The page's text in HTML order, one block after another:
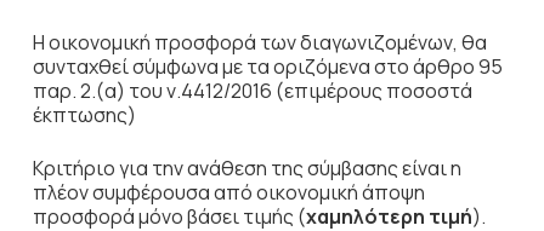
Η οικονομική προσφορά των διαγωνιζομένων, θα
συνταχθεί σύμφωνα με τα οριζόμενα στο άρθρο 95
παρ. 2.(α) του ν.4412/2016 (επιμέρους ποσοστά
έκπτωσης)
Κριτήριο για την ανάθεση της σύμβασης είναι η
πλέον συμφέρουσα από οικονομική άποψη
προσφορά μόνο βάσει τιμής (χαμηλότερη τιμή).